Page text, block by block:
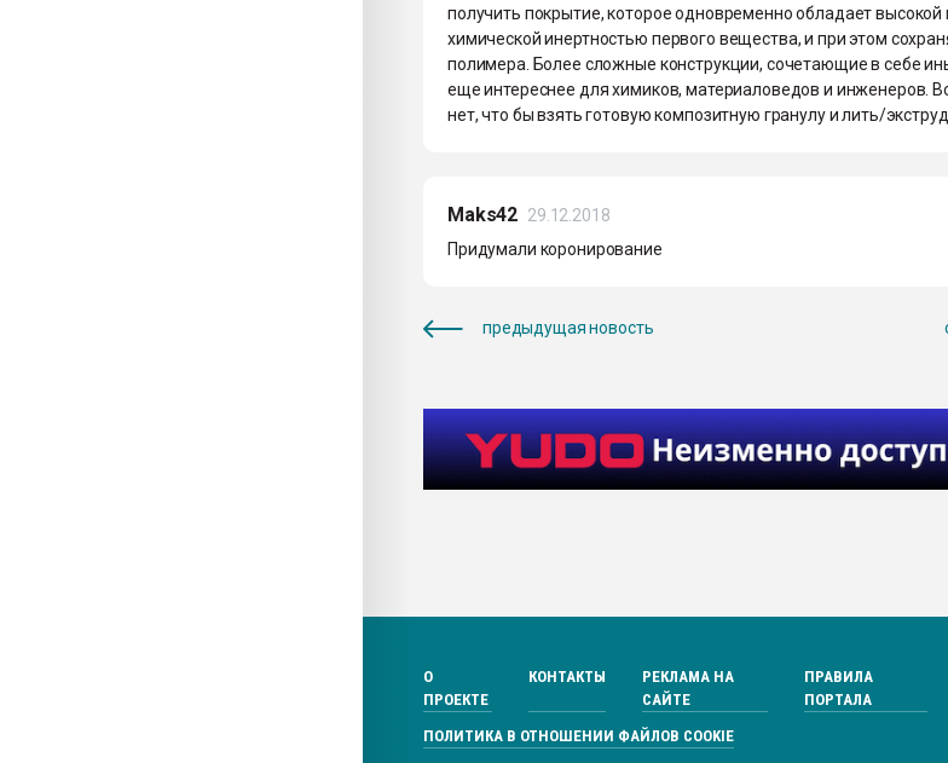
получить покрытие, которое одновременно обладает высокой
химической инертностью первого вещества, и при этом
полимера. Более сложные конструкции, сочетающие в себе
еще интереснее для химиков, материаловедов и инженеров.
нет, что бы взять готовую композитную гранулу и лить/
Maks42 29.12.2018
Придумали коронирование
предыдущая новость
О
ПРОЕКТЕ
КОНТАКТЫ
РЕКЛАМА НА
САЙТЕ
ПРАВИЛА
ПОРТАЛА
ПОЛИТИКА В ОТНОШЕНИИ ФАЙЛОВ COOKIE